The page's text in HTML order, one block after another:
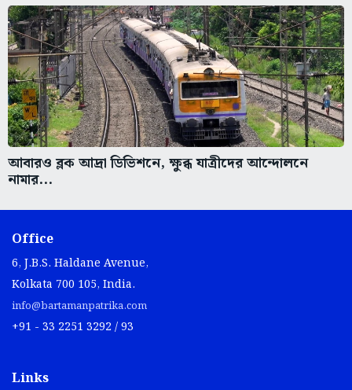
আবারও ব্লক আদ্রা ডিভিশনে, ক্ষুব্ধ যাত্রীদের আন্দোলনে
নামার...
Office
6, J.B.S. Haldane Avenue,
Kolkata 700 105, India.
info@bartamanpatrika.com
+91 - 33 2251 3292 / 93
Links